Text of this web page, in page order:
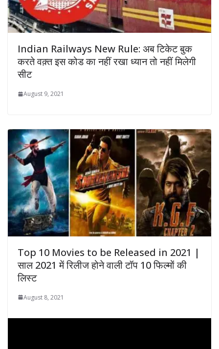
Indian Railways New Rule: अब टिकेट बुक
करते वक़्त इस कोड का नहीं रखा ध्यान तो नहीं मिलेगी
सीट
August 9, 2021
Top 10 Movies to be Released in 2021 |
साल 2021 में रिलीज होने वाली टॉप 10 फिल्मों की
लिस्ट
August 8, 2021